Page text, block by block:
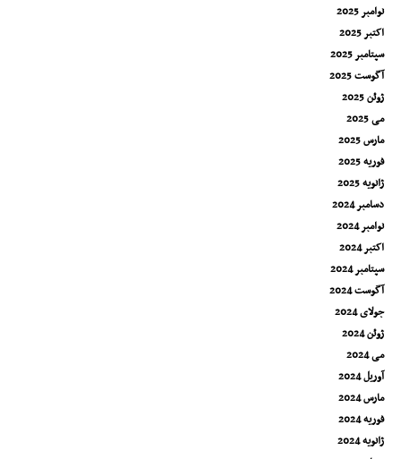
نوامبر 2025
اکتبر 2025
سپتامبر 2025
آگوست 2025
ژوئن 2025
می 2025
مارس 2025
فوریه 2025
ژانویه 2025
دسامبر 2024
نوامبر 2024
اکتبر 2024
سپتامبر 2024
آگوست 2024
جولای 2024
ژوئن 2024
می 2024
آوریل 2024
مارس 2024
فوریه 2024
ژانویه 2024